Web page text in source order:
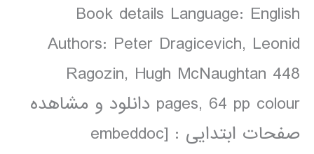
Book details Language: English
Authors: Peter Dragicevich, Leonid
Ragozin, Hugh McNaughtan 448
pages, 64 pp colour دانلود و مشاهده
صفحات ابتدایی : [embeddoc